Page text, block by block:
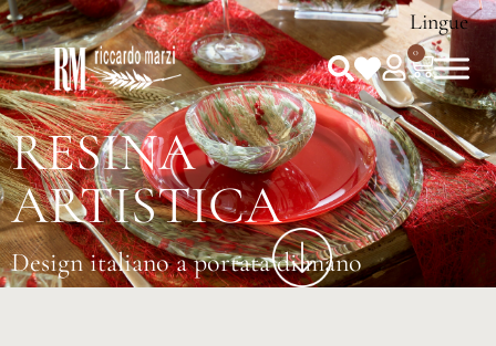
Lingue
0
RESINA
ARTISTICA
Design italiano a portata di mano